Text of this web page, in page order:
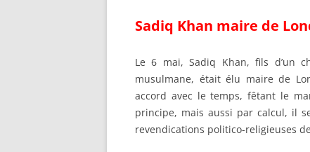
Sadiq Khan maire de
Le 6 mai, Sadiq Khan, fils d’un
musulmane, était élu maire de
accord avec le temps, fêtant le
principe, mais aussi par calcul, il
revendications politico-religieuses